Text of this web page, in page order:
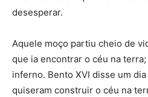
desesperar.
Aquele moço partiu cheio de
que ia encontrar o céu na
inferno. Bento XVI disse um
quiseram construir o céu na